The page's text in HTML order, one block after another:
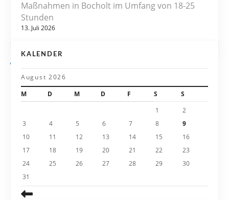
a
Maßnahmen in Bocholt im Umfang von 18-25
Stunden
13. Juli 2026
KALENDER
August 2026
M
D M D F S
S
1
2
3
4 5 6 7 8
9
10
11 12 13 14 15
16
17
18 19 20 21 22
23
24
25 26 27 28 29
30
31